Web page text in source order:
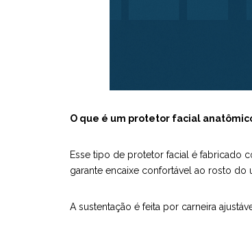
O que é um protetor facial
Esse tipo de protetor facial é fabricado
garante encaixe confortável ao rosto
A sustentação é feita por carneira